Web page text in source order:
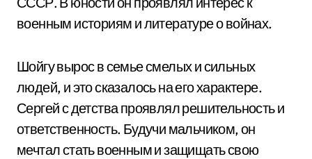
военным историям и литературе о войнах.
Шойгу вырос в семье смелых и сильных
людей, и это сказалось на его характере.
Сергей с детства проявлял решительность и
ответственность. Будучи мальчиком, он
мечтал стать военным и защищать свою